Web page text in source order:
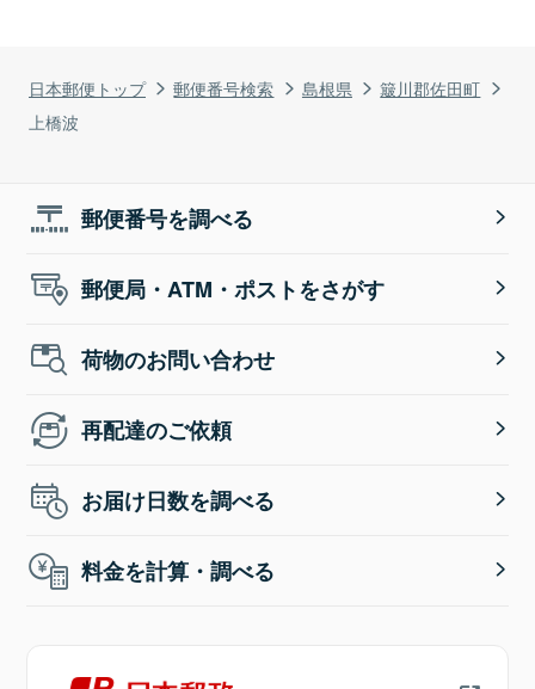
日本郵便トップ 郵便番号検索 島根県
簸川郡佐田町
上橋波
郵便番号を調べる
郵便局・ATM・ポストをさがす
荷物のお問い合わせ
再配達のご依頼
お届け日数を調べる
料金を計算・調べる